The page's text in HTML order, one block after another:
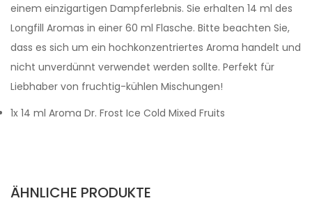
einem einzigartigen Dampferlebnis. Sie erhalten 14 ml des
Longfill Aromas in einer 60 ml Flasche. Bitte beachten Sie,
dass es sich um ein hochkonzentriertes Aroma handelt und
nicht unverdünnt verwendet werden sollte. Perfekt für
Liebhaber von fruchtig-kühlen Mischungen!
1x 14 ml Aroma Dr. Frost Ice Cold Mixed Fruits
ÄHNLICHE PRODUKTE